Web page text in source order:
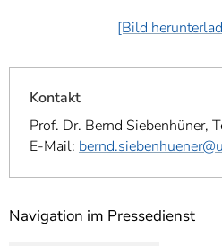
[Bild
Kontakt
Prof. Dr. Bernd
E-Mail:
Navigation im Pressedienst